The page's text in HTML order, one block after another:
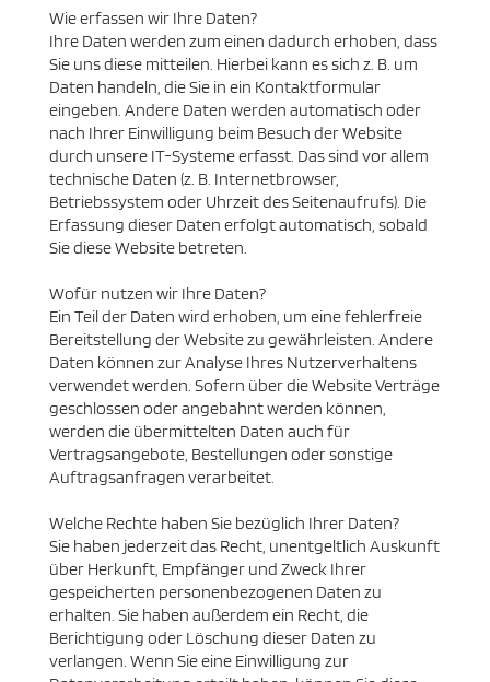
Wie erfassen wir Ihre Daten?
Ihre Daten werden zum einen dadurch erhoben, dass
Sie uns diese mitteilen. Hierbei kann es sich z. B. um
Daten handeln, die Sie in ein Kontaktformular
eingeben. Andere Daten werden automatisch oder
nach Ihrer Einwilligung beim Besuch der Website
durch unsere IT-Systeme erfasst. Das sind vor allem
technische Daten (z. B. Internetbrowser,
Betriebssystem oder Uhrzeit des Seitenaufrufs). Die
Erfassung dieser Daten erfolgt automatisch, sobald
Sie diese Website betreten.
Wofür nutzen wir Ihre Daten?
Ein Teil der Daten wird erhoben, um eine fehlerfreie
Bereitstellung der Website zu gewährleisten. Andere
Daten können zur Analyse Ihres Nutzerverhaltens
verwendet werden. Sofern über die Website Verträge
geschlossen oder angebahnt werden können,
werden die übermittelten Daten auch für
Vertragsangebote, Bestellungen oder sonstige
Auftragsanfragen verarbeitet.
Welche Rechte haben Sie bezüglich Ihrer Daten?
Sie haben jederzeit das Recht, unentgeltlich Auskunft
über Herkunft, Empfänger und Zweck Ihrer
gespeicherten personenbezogenen Daten zu
erhalten. Sie haben außerdem ein Recht, die
Berichtigung oder Löschung dieser Daten zu
verlangen. Wenn Sie eine Einwilligung zur